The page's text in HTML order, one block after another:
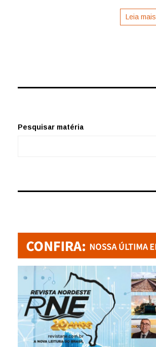
Leia mais
Pesquisar matéria